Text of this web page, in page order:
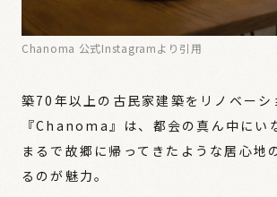
Chanoma 公式Instagramより引用
築70年以上の古民家建築をリノベーシ
『Chanoma』は、都会の真ん中にい
まるで故郷に帰ってきたような居心地
るのが魅力。